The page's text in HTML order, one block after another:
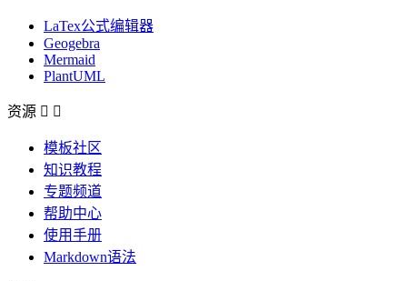
LaTex公式编辑器
Geogebra
Mermaid
PlantUML
资源  
模板社区
知识教程
专题频道
帮助中心
使用手册
Markdown语法